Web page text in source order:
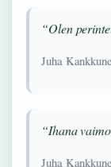
“Olen
Juha
“Ihana
Juha